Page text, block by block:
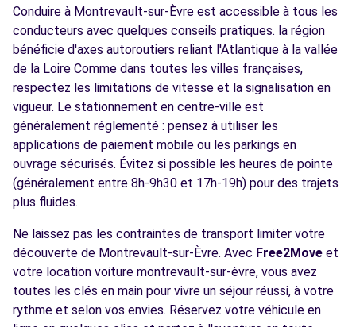
Conduire à Montrevault-sur-Èvre est accessible à tous les
conducteurs avec quelques conseils pratiques. la région
bénéficie d'axes autoroutiers reliant l'Atlantique à la vallée
de la Loire Comme dans toutes les villes françaises,
respectez les limitations de vitesse et la signalisation en
vigueur. Le stationnement en centre-ville est
généralement réglementé : pensez à utiliser les
applications de paiement mobile ou les parkings en
ouvrage sécurisés. Évitez si possible les heures de pointe
(généralement entre 8h-9h30 et 17h-19h) pour des trajets
plus fluides.
Ne laissez pas les contraintes de transport limiter votre
découverte de Montrevault-sur-Èvre. Avec Free2Move et
votre location voiture montrevault-sur-èvre, vous avez
toutes les clés en main pour vivre un séjour réussi, à votre
rythme et selon vos envies. Réservez votre véhicule en